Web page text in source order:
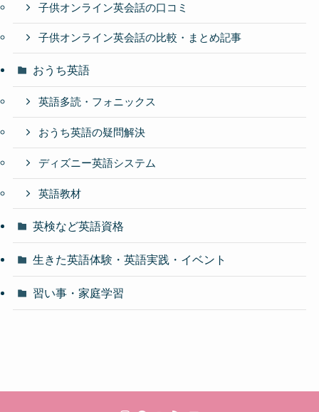
子供オンライン英会話の口コミ
子供オンライン英会話の比較・まとめ記事
おうち英語
英語多読・フォニックス
おうち英語の疑問解決
ディズニー英語システム
英語教材
英検など英語資格
生きた英語体験・英語実践・イベント
習い事・家庭学習